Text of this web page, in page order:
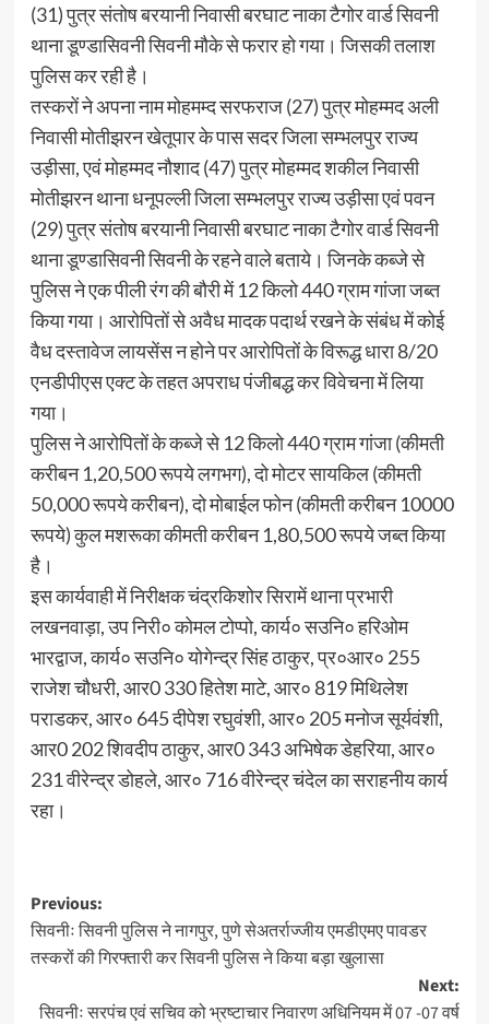
(31) पुत्र संतोष बरयानी निवासी बरघाट नाका टैगोर वार्ड सिवनी
थाना डूण्डासिवनी सिवनी मौके से फरार हो गया। जिसकी तलाश
पुलिस कर रही है।
तस्करों ने अपना नाम मोहमम्द सरफराज (27) पुत्र मोहम्मद अली
निवासी मोतीझरन खेतूपार के पास सदर जिला सम्भलपुर राज्य
उड़ीसा, एवं मोहम्मद नौशाद (47) पुत्र मोहम्मद शकील निवासी
मोतीझरन थाना धनूपल्ली जिला सम्भलपुर राज्य उड़ीसा एवं पवन
(29) पुत्र संतोष बरयानी निवासी बरघाट नाका टैगोर वार्ड सिवनी
थाना डूण्डासिवनी सिवनी के रहने वाले बताये। जिनके कब्जे से
पुलिस ने एक पीली रंग की बौरी में 12 किलो 440 ग्राम गांजा जब्त
किया गया। आरोपितों से अवैध मादक पदार्थ रखने के संबंध में कोई
वैध दस्तावेज लायसेंस न होने पर आरोपितों के विरूद्ध धारा 8/20
एनडीपीएस एक्ट के तहत अपराध पंजीबद्ध कर विवेचना में लिया
गया।
पुलिस ने आरोपितों के कब्जे से 12 किलो 440 ग्राम गांजा (कीमती
करीबन 1,20,500 रूपये लगभग), दो मोटर सायकिल (कीमती
50,000 रूपये करीबन), दो मोबाईल फोन (कीमती करीबन 10000
रूपये) कुल मशरूका कीमती करीबन 1,80,500 रूपये जब्त किया
है।
इस कार्यवाही में निरीक्षक चंद्रकिशोर सिरामें थाना प्रभारी
लखनवाड़ा, उप निरी० कोमल टोप्पो, कार्य० सउनि० हरिओम
भारद्वाज, कार्य० सउनि० योगेन्द्र सिंह ठाकुर, प्र०आर० 255
राजेश चौधरी, आर0 330 हितेश माटे, आर० 819 मिथिलेश
पराडकर, आर० 645 दीपेश रघुवंशी, आर० 205 मनोज सूर्यवंशी,
आर0 202 शिवदीप ठाकुर, आर0 343 अभिषेक डेहरिया, आर०
231 वीरेन्द्र डोहले, आर० 716 वीरेन्द्र चंदेल का सराहनीय कार्य
रहा।
Post
navigation
Previous:
सिवनीः सिवनी पुलिस ने नागपुर, पुणे सेअतर्राज्जीय एमडीएमए पावडर
तस्करों की गिरफ्तारी कर सिवनी पुलिस ने किया बड़ा खुलासा
Next:
सिवनीः सरपंच एवं सचिव को भ्रष्‍टाचार निवारण अधिनियम में 07 -07 वर्ष